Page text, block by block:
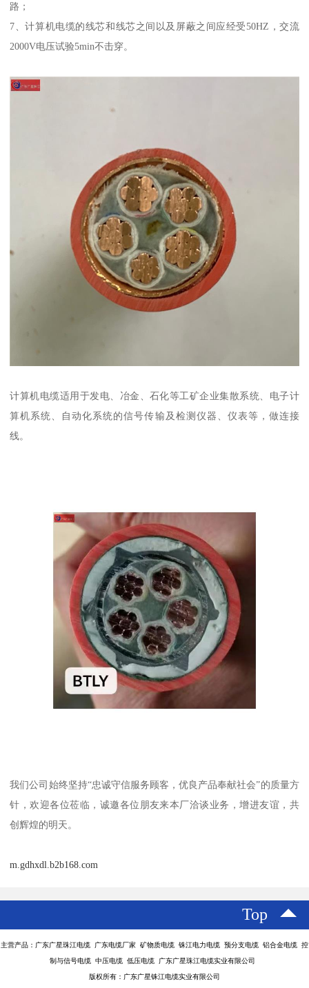
路；
7、计算机电缆的线芯和线芯之间以及屏蔽之间应经受50HZ，交流
2000V电压试验5min不击穿。
计算机电缆适用于发电、冶金、石化等工矿企业集散系统、电子计
算机系统、自动化系统的信号传输及检测仪器、仪表等，做连接
线。
我们公司始终坚持“忠诚守信服务顾客，优良产品奉献社会”的质量方
针，欢迎各位莅临，诚邀各位朋友来本厂洽谈业务，增进友谊，共
创辉煌的明天。
m.gdhxdl.b2b168.com
Top
主营产品：广东广星珠江电缆 广东电缆厂家 矿物质电缆 铢江电力电缆 预分支电缆 铝合金电缆 控
制与信号电缆 中压电缆 低压电缆 广东广星珠江电缆实业有限公司
版权所有：广东广星铢江电缆实业有限公司